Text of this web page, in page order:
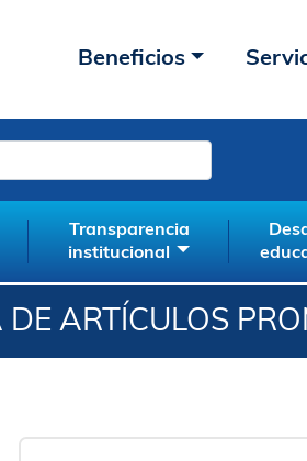
Beneficios
Transparencia
institucional
ARTÍCULOS